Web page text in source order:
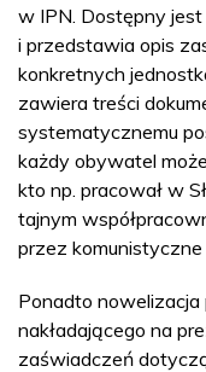
w IPN. Dostępny
i przedstawia opis
konkretnych
zawiera treści
systematycznemu
każdy obywatel
kto np. pracował w
tajnym
przez komunistyczne
Ponadto nowelizacja
nakładającego na
zaświadczeń